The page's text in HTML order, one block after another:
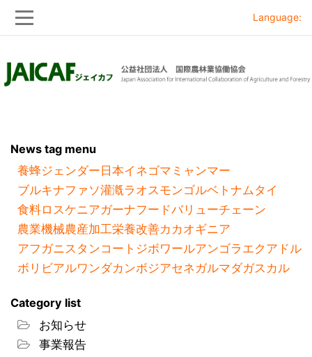
to
to
Language:
News tag menu
養蜂ジェンダー 日本イネゴマ ミャンマー
ブルキナファソ灌漑ラオスモンゴルベトナムタイ
食料ロスケニアガーナフードバリューチェーン
農業機械農産加工栄養改善カカオギニア
アフガニスタンコートジボワールアンゴラ エクアドル
ボリビアルワンダカンボジアセネガルマダガスカル
Category list
お知らせ
事業報告